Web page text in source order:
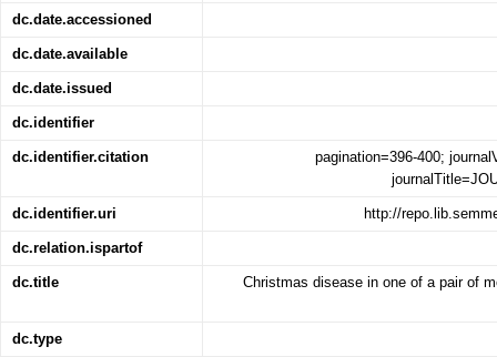
dc.date.accessioned
dc.date.available
dc.date.issued
dc.identifier
dc.identifier.citation
pagination=396-400;
dc.identifier.uri http://
dc.relation.ispartof
dc.title Christmas disease in one of a pair of
dc.type